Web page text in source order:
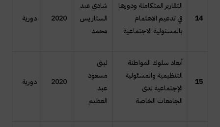
14
التقارير المتكاملة ودورها
في تدعيم الاهتمام
بالمسئولية الاجتماعية
شادي عبد
الستار يس
محمد
2020 دورية
15
أبعاد سلوك المواطنة
التنظيمية والمسئولية
الإجتماعية لدى
الجامعات الخاصة
لبنى
مسعود
عبد
العظيم
2020 دورية